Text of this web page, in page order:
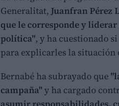
Generalitat, Juanfran Pérez
que le corresponde y
política", y ha cuestionado
para explicarles la situación
Bernabé ha subrayado que
campaña"y ha cargado